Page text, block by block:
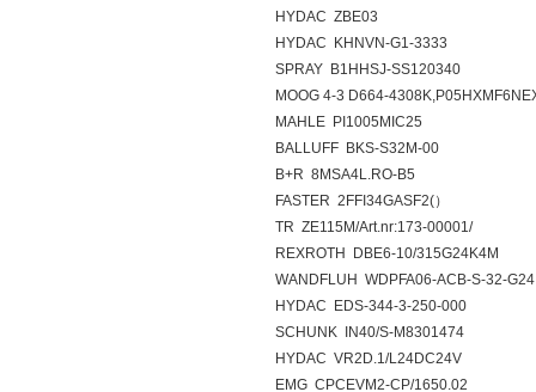
HYDAC ZBE03
HYDAC KHNVN-G1-3333
SPRAY B1HHSJ-SS120340
MOOG 4-3 D664-
MAHLE PI1005MIC25
BALLUFF BKS-S32M-00
B+R 8MSA4L.RO-B5
FASTER 2FFI34GASF2(）
TR ZE115M/Art.nr:173-00001/
REXROTH DBE6-10/315G24K4M
WANDFLUH WDPFA06-ACB-S-32-G24
HYDAC EDS-344-3-250-000
SCHUNK IN40/S-M8301474
HYDAC VR2D.1/L24DC24V
EMG CPCEVM2-CP/1650.02